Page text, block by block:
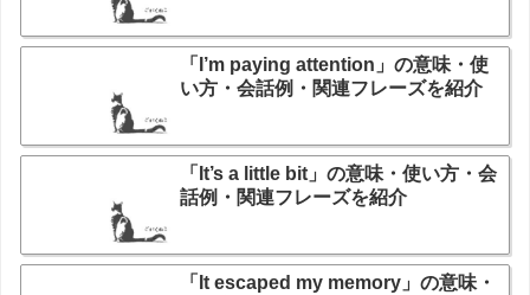
「I’m paying attention」の意味・使
い方・会話例・関連フレーズを紹介
「It’s a little bit」の意味・使い方・会
話例・関連フレーズを紹介
「It escaped my memory」の意味・